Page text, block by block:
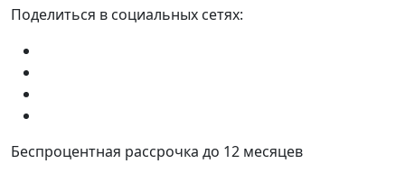
Поделиться в социальных сетях:
Беспроцентная рассрочка до 12 месяцев